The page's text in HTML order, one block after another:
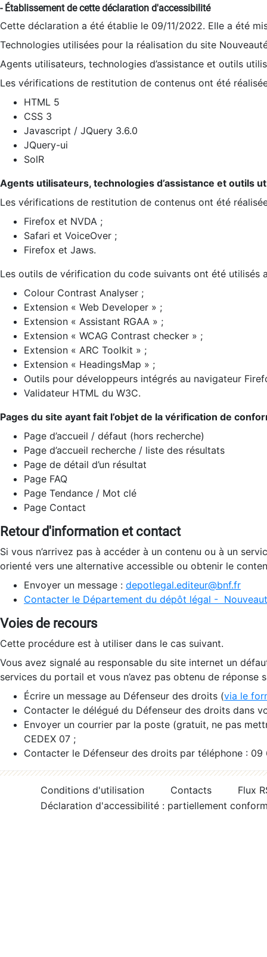
- Établissement de cette déclaration d'accessibilité
Cette déclaration a été établie le 09/11/2022. Elle a été
Technologies utilisées pour la réalisation du site
Agents utilisateurs, technologies d’assistance et outils
Les vérifications de restitution de contenus ont été
HTML 5
CSS 3
Javascript / JQuery 3.6.0
JQuery-ui
SolR
Agents utilisateurs, technologies d’assistance et outils
Les vérifications de restitution de contenus ont été
Firefox et NVDA ;
Safari et VoiceOver ;
Firefox et Jaws.
Les outils de vérification du code suivants ont été utilisés
Colour Contrast Analyser ;
Extension « Web Developer » ;
Extension « Assistant RGAA » ;
Extension « WCAG Contrast checker » ;
Extension « ARC Toolkit » ;
Extension « HeadingsMap » ;
Outils pour développeurs intégrés au navigateur
Validateur HTML du W3C.
Pages du site ayant fait l’objet de la vérification de
Page d’accueil / défaut (hors recherche)
Page d’accueil recherche / liste des résultats
Page de détail d’un résultat
Page FAQ
Page Tendance / Mot clé
Page Contact
Retour d'information et contact
Si vous n’arrivez pas à accéder à un contenu ou à un
orienté vers une alternative accessible ou obtenir le
Envoyer un message : depotlegal.editeur@bnf.fr
Contacter le Département du dépôt légal -
Voies de recours
Cette procédure est à utiliser dans le cas suivant.
Vous avez signalé au responsable du site internet un
services du portail et vous n’avez pas obtenu de réponse
Écrire un message au Défenseur des droits (via le
Contacter le délégué du Défenseur des droits dans
Envoyer un courrier par la poste (gratuit, ne pas
CEDEX 07 ;
Contacter le Défenseur des droits par téléphone :
Conditions d'utilisation Contacts
Flux
Déclaration d'accessibilité : partiellement